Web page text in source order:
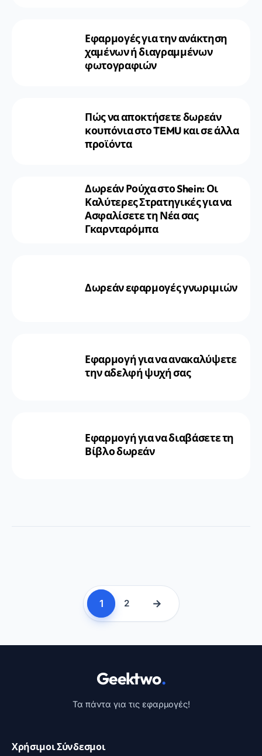
Εφαρμογές για την ανάκτηση
χαμένων ή διαγραμμένων
φωτογραφιών
Πώς να αποκτήσετε δωρεάν
κουπόνια στο TEMU και σε άλλα
προϊόντα
Δωρεάν Ρούχα στο Shein: Οι
Καλύτερες Στρατηγικές για να
Ασφαλίσετε τη Νέα σας
Γκαρνταρόμπα
Δωρεάν εφαρμογές γνωριμιών
Εφαρμογή για να ανακαλύψετε
την αδελφή ψυχή σας
Εφαρμογή για να διαβάσετε τη
Βίβλο δωρεάν
1 2 →
Geektwo.
Τα πάντα για τις εφαρμογές!
Χρήσιμοι Σύνδεσμοι